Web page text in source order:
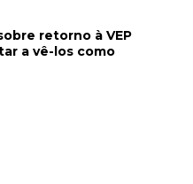
retorno à VEP
a vê-los como